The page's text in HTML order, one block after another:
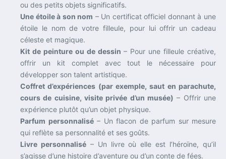
ou des petits objets significatifs.
Une étoile à son nom – Un certificat officiel donnant à une
étoile le nom de votre filleule, pour lui offrir un cadeau
céleste et magique.
Kit de peinture ou de dessin – Pour une filleule créative,
offrir un kit complet avec tout le nécessaire pour
développer son talent artistique.
Coffret d’expériences (par exemple, saut en parachute,
cours de cuisine, visite privée d’un musée) – Offrir une
expérience plutôt qu’un objet physique.
Parfum personnalisé– Un flacon de parfum sur mesure
qui reflète sa personnalité et ses goûts.
Livre personnalisé– Un livre où elle est l’héroïne, qu’il
s’agisse d’une histoire d’aventure ou d’un conte de fées.